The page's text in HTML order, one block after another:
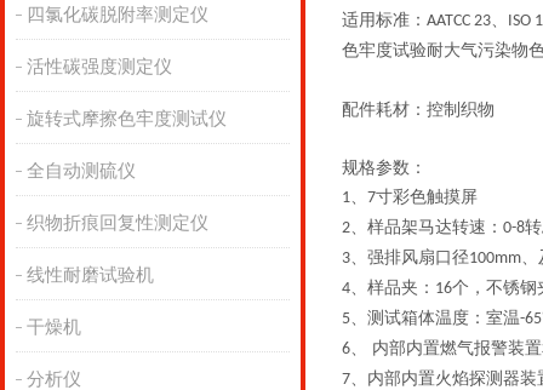
四氯化碳脱附率测定仪
活性碳强度测定仪
旋转式摩擦色牢度测试仪
全自动测硫仪
织物折痕回复性测定仪
线性耐磨试验机
干燥机
分析仪
适用标准： AATCC 23、 ISO
色牢度试验耐大气污染物
配件耗材：控制织物
规格参数：
1、 7寸彩色触摸屏
2、样品架马达转速： 0-8转
3、强排风扇 口径100mm、
4、样品夹： 16个，不锈钢
5、测试箱体温度：室温-
6、 内部内置燃气报警装
7、 内部内置火焰探测器装